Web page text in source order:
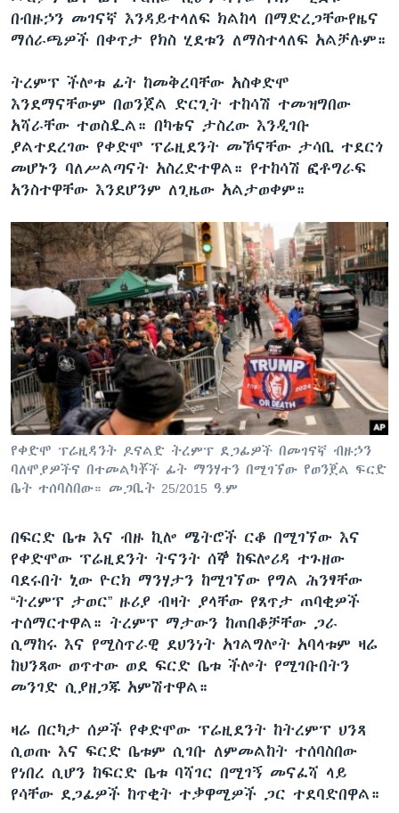
በብዙኃን መገናኛ እንዳይተላለፍ ክልከላ በማድረጋቸውየዜና
ማሰራጫዎች በቀጥታ የክስ ሂደቱን ለማስተላለፍ አልቻሉም።
ትረምፕ ችሎቱ ፊት ከመቅረባቸው አስቀድሞ
እንደማናቸውም በወንጀል ድርጊት ተከሳሽ ተመዝግበው
አሻራቸው ተወስዷል። በካቴና ታስረው እንዲገቡ
ያልተደረገው የቀድሞ ፕሬዚደንት መኾናቸው ታሳቢ ተደርጎ
መሆኑን ባለሥልጣናት አስረድተዋል። የተከሳሽ ፎቶግራፍ
አንስተዋቸው እንደሆንም ለጊዜው አልታወቀም።
የቀድሞ ፕሬዚዳንት ዶናልድ ትረምፕ ደጋፊዎች በመገናኛ ብዙኃን
ባለሞያዎችና በተመልካቾች ፊት ማንሃተን በሚገኘው የወንጀል ፍርድ
ቤት ተሰባስበው። መጋቢት 25/2015 ዓ.ም
በፍርድ ቤቱ እና ብዙ ኪሎ ሜትሮች ርቆ በሚገኘው እና
የቀድሞው ፕሬዚደንት ትናንት ሰኞ ከፍሎሪዳ ተጉዘው
ባደሩበት ኒው ዮርክ ማንሃታን ከሚገኘው የግል ሕንፃቸው
“ትረምፕ ታወር” ዙሪያ ብዛት ያላቸው የጸጥታ ጠባቂዎች
ተሰማርተዋል። ትረምፕ ማታውን ከጠበቆቻቸው ጋራ
ሲማከሩ እና የሚስጥራዊ ደህንነት አገልግሎት አባላቱም ዛሬ
ከህንጻው ወጥተው ወደ ፍርድ ቤቱ ችሎት የሚገቡበትን
መንገድ ሲያዘጋጁ አምሽተዋል።
ዛሬ በርካታ ሰዎች የቀድሞው ፕሬዚደንት ከትረምፕ ህንጻ
ሲወጡ እና ፍርድ ቤቱም ሲገቡ ለምመልከት ተሰባስበው
የነበረ ሲሆን ከፍርድ ቤቱ ባሻገር በሚገኝ መናፈሻ ላይ
የሳቸው ደጋፊዎች ከጥቂት ተቃዋሚዎች ጋር ተደባድበዋል።